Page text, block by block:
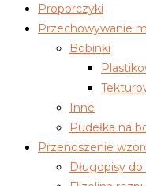
Proporczyki
Przechowywanie
Bobinki
Inne
Pudełka na
Przenoszenie
Długopisy